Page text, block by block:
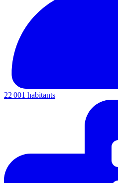
22 001 habitants